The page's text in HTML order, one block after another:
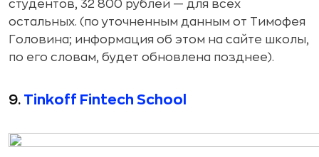
студентов, 32 800 рублей — для всех
остальных. (по уточненным данным от Тимофея
Головина; информация об этом на сайте школы,
по его словам, будет обновлена позднее).
9. Tinkoff Fintech School